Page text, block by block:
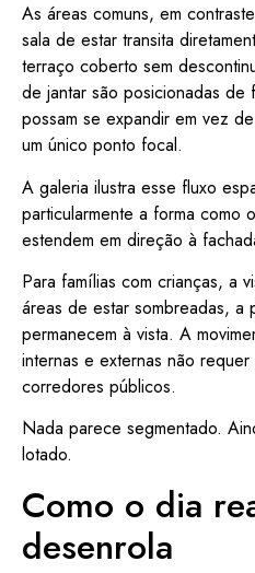
As áreas comuns, em
sala de estar transita
terraço coberto sem
de jantar são posicionadas de
possam se expandir em vez
um único ponto focal.
A galeria ilustra esse fluxo
particularmente a forma como
estendem em direção à
Para famílias com crianças, a
áreas de estar sombreadas, a
permanecem à vista. A
internas e externas não
corredores públicos.
Nada parece segmentado.
lotado.
Como o dia
desenrola